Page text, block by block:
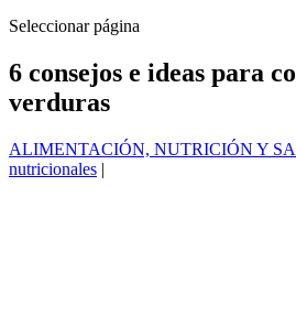
Seleccionar página
6 consejos e ideas para
verduras
ALIMENTACIÓN, NUTRICIÓN Y
nutricionales |